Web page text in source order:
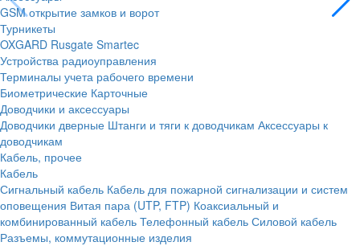
GSM открытие замков и ворот
Турникеты
OXGARD Rusgate Smartec
Устройства радиоуправления
Терминалы учета рабочего времени
Биометрические Карточные
Доводчики и аксессуары
Доводчики дверные Штанги и тяги к доводчикам Аксессуары к
доводчикам
Кабель, прочее
Кабель
Сигнальный кабель Кабель для пожарной сигнализации и систем
оповещения Витая пара (UTP, FTP) Коаксиальный и
комбинированный кабель Телефонный кабель Силовой кабель
Разъемы, коммутационные изделия